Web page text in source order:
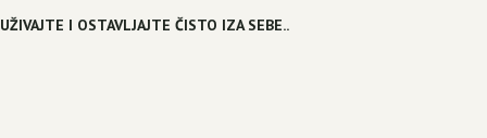
UŽIVAJTE I OSTAVLJAJTE ČISTO IZA SEBE..